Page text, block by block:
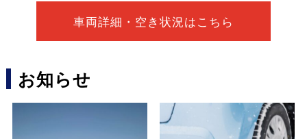
車両詳細・空き状況はこちら
お知らせ